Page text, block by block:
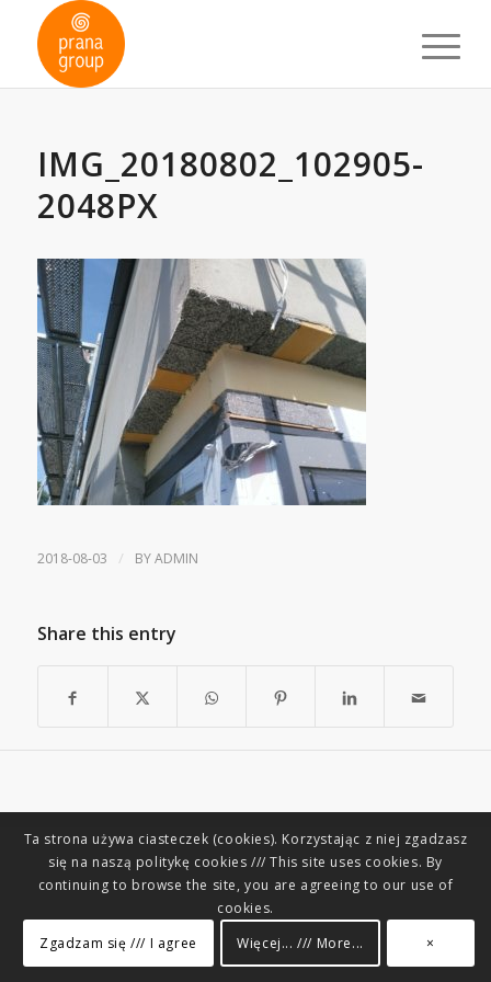
IMG_20180802_102905-
2048PX
2018-08-03 / BYADMIN
Share this entry
Ta strona używa ciasteczek (cookies). Korzystając z niej zgadzasz
się na naszą politykę cookies /// This site uses cookies. By
continuing to browse the site, you are agreeing to our use of
cookies.
Zgadzam się /// I agree
Więcej... /// More... ×